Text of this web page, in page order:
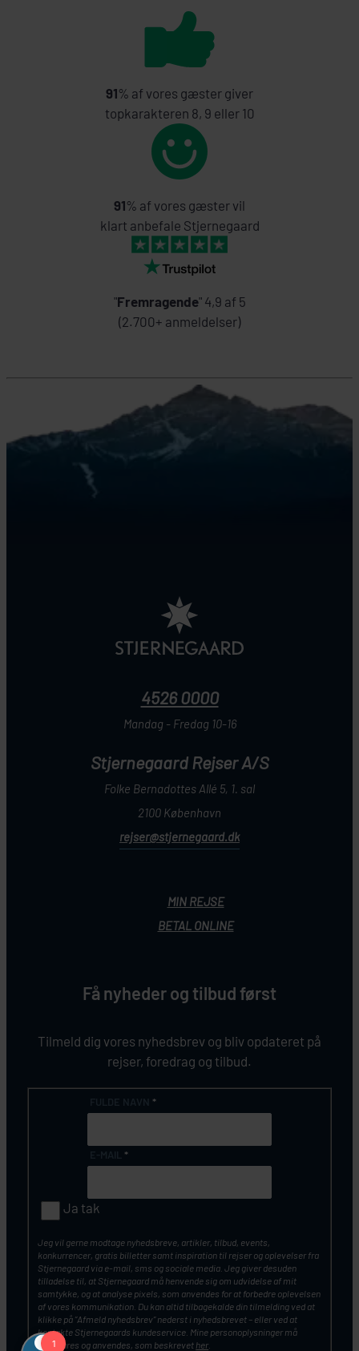
91% af vores gæster giver
topkarakteren 8, 9 eller 10
91% af vores gæster vil
klart anbefale Stjernegaard
"Fremragende" 4,9 af 5
(2.700+ anmeldelser)
4526 0000
Mandag - Fredag 10-16
Stjernegaard Rejser A/S
Folke Bernadottes Allé 5, 1. sal
2100 København
rejser@stjernegaard.dk
MIN REJSE
BETAL ONLINE
Få nyheder og tilbud først
Tilmeld dig vores nyhedsbrev og bliv opdateret på
rejser, foredrag og tilbud.
*
*
Ja tak
Jeg vil gerne modtage nyhedsbreve, artikler, tilbud, events,
konkurrencer, gratis billetter samt inspiration til rejser og oplevelser fra
Stjernegaard via e-mail, sms og sociale media. Jeg giver desuden
tilladelse til, at Stjernegaard må henvende sig om udvidelse af mit
samtykke, og at analyse pixels, som anvendes for at forbedre oplevelsen
af vores kommunikation. Du kan altid tilbagekalde din tilmelding ved at
klikke på ”Afmeld nyhedsbrev” nederst i nyhedsbrevet – eller ved at
kontakte Stjernegaards kundeservice. Mine personoplysninger må
opbevares og anvendes, som beskrevet her